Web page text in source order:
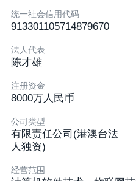
统一社会信用代码
913301105714879670
法人代表
陈才雄
注册资金
8000万人民币
公司类型
有限责任公司(港澳台法
人独资)
经营范围